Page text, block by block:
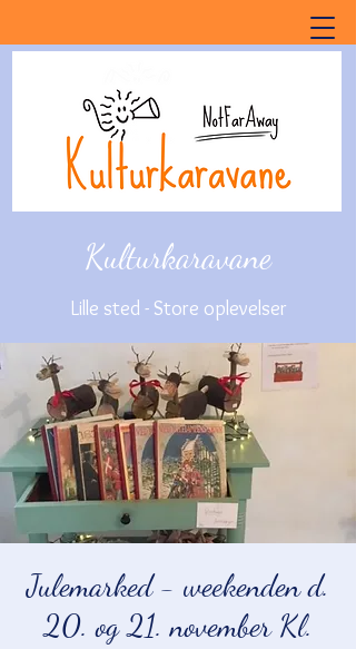
Kulturkaravane
Lille sted - Store oplevelser
Julemarked - weekenden d.
20. og 21. november Kl.